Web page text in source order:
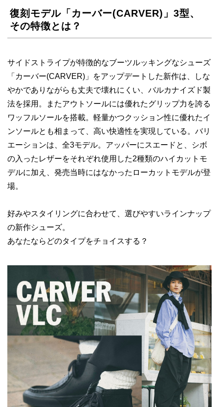
復刻モデル「カーバー(CARVER)」3型、
その特徴とは？
サイドストライプが特徴的なブーツルッキングなシューズ
「カーバー(CARVER)」をアップデートした新作は、しな
やかでありながらも丈夫で壊れにくい、バルカナイズド製
法を採用。またアウトソールには優れたグリップ力を誇る
ワッフルソールを搭載。軽量かつクッション性に優れたイ
ンソールとも相まって、高い快適性を実現している。バリ
エーションは、全3モデル。アッパーにスエードと、シボ
の入ったレザーをそれぞれ使用した2種類のハイカットモ
デルに加え、発売当時にはなかったローカットモデルが登
場。
好みやスタイリングに合わせて、選びやすいラインナップ
の新作シューズ。
あなたならどのタイプをチョイスする？